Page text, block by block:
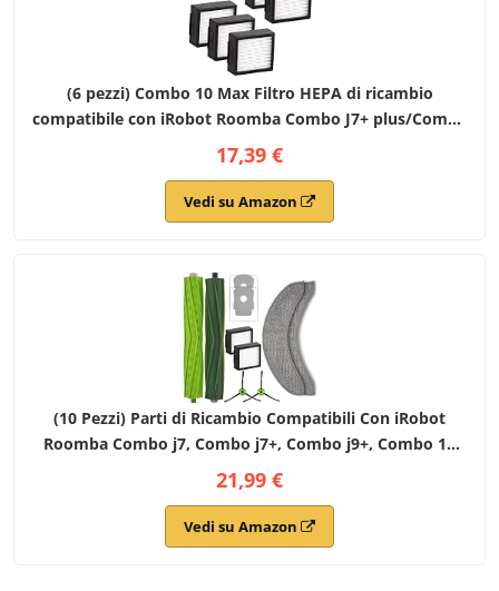
(6 pezzi) Combo 10 Max Filtro HEPA di ricambio
compatibile con iRobot Roomba Combo J7+ plus/Combo
j9+/ Combo 10 Max Robot aspirapolvere Filtri HEPA Kit
di accessori (Non per combo j5 j5+)
17,39 €
Vedi su Amazon
(10 Pezzi) Parti di Ricambio Compatibili Con iRobot
Roomba Combo j7, Combo j7+, Combo j9+, Combo 10
Max Robot aspirapolvere 2 Panni Per Mop 2 Filtri HEPA 2
Sacchetti Per la Polvere 2 Spazzole Laterali
21,99 €
Vedi su Amazon